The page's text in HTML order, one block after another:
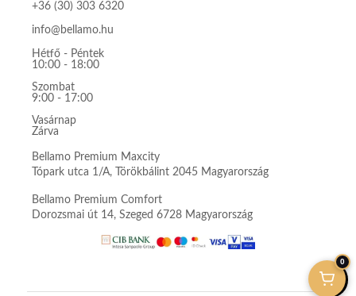
+36 (30) 303 6320
info@bellamo.hu
Hétfő - Péntek
10:00 - 18:00
Szombat
9:00 - 17:00
Vasárnap
Zárva
Bellamo Premium Maxcity
Tópark utca 1/A, Törökbálint 2045 Magyarország
Bellamo Premium Comfort
Dorozsmai út 14, Szeged 6728 Magyarország
0